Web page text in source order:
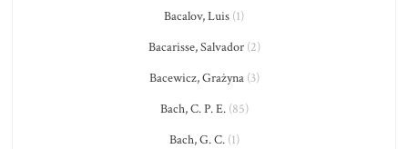
Bacalov, Luis (1)
Bacarisse, Salvador(2)
Bacewicz, Grażyna(3)
Bach, C. P. E.(85)
Bach, G. C.(1)